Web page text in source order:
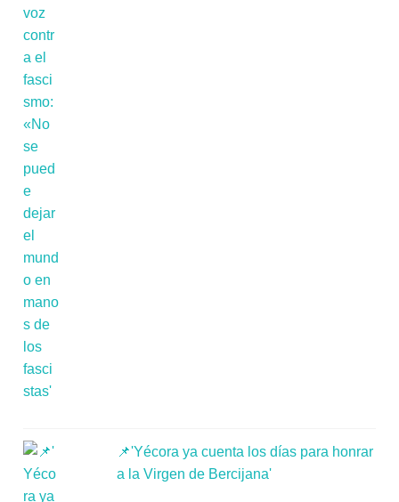
📌'Yécora ya cuenta los días para honrar
a la Virgen de Bercijana'